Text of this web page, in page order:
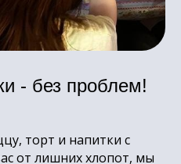
- без проблем!
торт и напитки с
от лишних хлопот, мы